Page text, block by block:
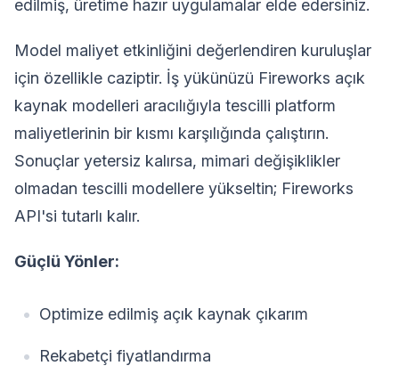
edilmiş, üretime hazır uygulamalar elde edersiniz.
Model maliyet etkinliğini değerlendiren kuruluşlar
için özellikle caziptir. İş yükünüzü Fireworks açık
kaynak modelleri aracılığıyla tescilli platform
maliyetlerinin bir kısmı karşılığında çalıştırın.
Sonuçlar yetersiz kalırsa, mimari değişiklikler
olmadan tescilli modellere yükseltin; Fireworks
API'si tutarlı kalır.
Güçlü Yönler:
Optimize edilmiş açık kaynak çıkarım
Rekabetçi fiyatlandırma